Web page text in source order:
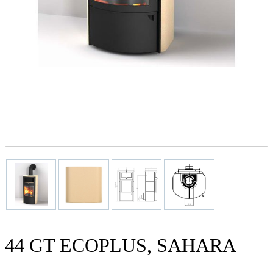
44 GT ECOPLUS, SAHARA